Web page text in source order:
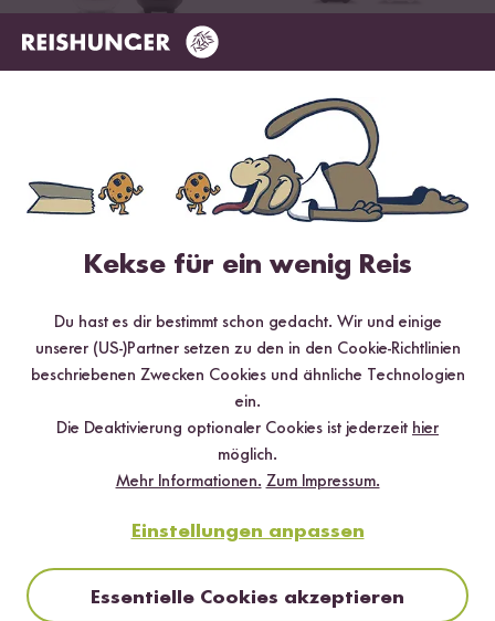
Reis kochen im
Digitalen Reishunger
Digitalen Reishunger
Reiskocher
Reishunger
Kekse für ein wenig Reis
Du hast es dir bestimmt schon gedacht. Wir und einige
unserer (US-)Partner setzen zu den in den Cookie-Richtlinien
beschriebenen Zwecken Cookies und ähnliche Technologien
ein.
Die Deaktivierung optionaler Cookies ist jederzeit hier
möglich.
Mehr Informationen. Zum Impressum.
Einstellungen anpassen
Essentielle Cookies akzeptieren